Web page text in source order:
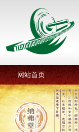
网站首页